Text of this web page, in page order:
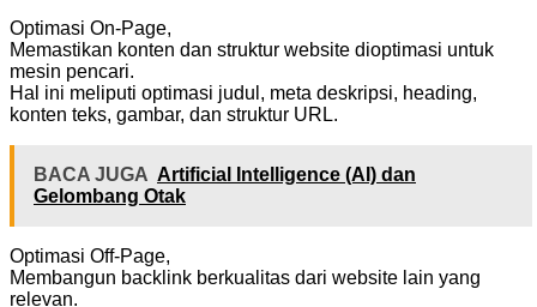
Optimasi On-Page,
Memastikan konten dan struktur website dioptimasi untuk
mesin pencari.
Hal ini meliputi optimasi judul, meta deskripsi, heading,
konten teks, gambar, dan struktur URL.
BACA JUGA Artificial Intelligence (AI) dan
Gelombang Otak
Optimasi Off-Page,
Membangun backlink berkualitas dari website lain yang
relevan.